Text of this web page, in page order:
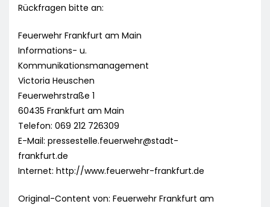
Rückfragen bitte an:
Feuerwehr Frankfurt am Main
Informations- u.
Kommunikationsmanagement
Victoria Heuschen
Feuerwehrstraße 1
60435 Frankfurt am Main
Telefon: 069 212 726309
E-Mail: pressestelle.feuerwehr@stadt-
frankfurt.de
Internet: http://www.feuerwehr-frankfurt.de
Original-Content von: Feuerwehr Frankfurt am